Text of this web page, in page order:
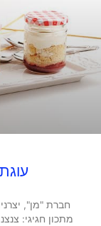
חברת "מן",
מתכון חגיגי: